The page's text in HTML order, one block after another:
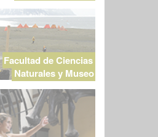
Facultad de Ciencias
Naturales y Museo